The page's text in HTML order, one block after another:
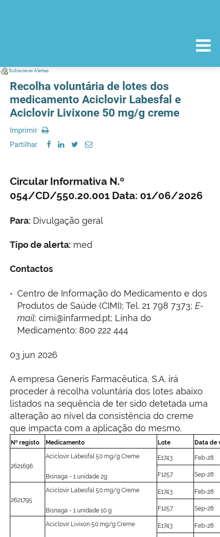
Subscrever Alertas
Recolha voluntária de lotes dos
medicamento Aciclovir Labesfal e
Aciclovir Livixone 50 mg/g creme
Imprimir
Partilhar
Circular Informativa N.º
054/CD/550.20.001 Data: 01/06/2026
Para: Divulgação geral
Tipo de alerta: med
Contactos
Centro de Informação do Medicamento e dos
Produtos de Saúde (CIMI); Tel. 21 798 7373; E-
mail: cimi@infarmed.pt; Linha do
Medicamento: 800 222 444
03 jun 2026
A empresa Generis Farmacêutica, S.A. irá
proceder à recolha voluntária dos lotes abaixo
listados na sequência de ter sido detetada uma
alteração ao nível da consistência do creme
que impacta com a aplicação do mesmo.
Nº registo Medicamento Lote Data de
2621696
Aciclovir Labesfal 50 mg/g Creme
Bisnaga - 1 unidade 2g
E1743 Feb-28
F1257 Sep-28
2621795
Aciclovir Labesfal 50 mg/g Creme
Bisnaga - 1 unidade 10 g
E1743 Feb-28
F1257 Sep-28
Aciclovir Livixon 50 mg/g Creme E1743 Feb-28